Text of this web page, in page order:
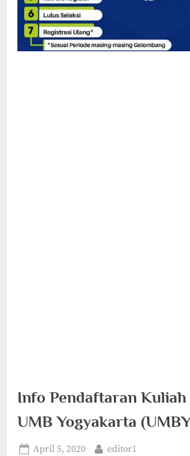
Info Pendaftaran Kuliah
UMB Yogyakarta
Posted
April 5, 2020 By
editor1